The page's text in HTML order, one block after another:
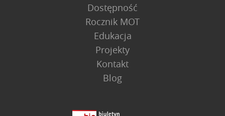
Dostępność
Rocznik MOT
Edukacja
Projekty
Kontakt
Blog